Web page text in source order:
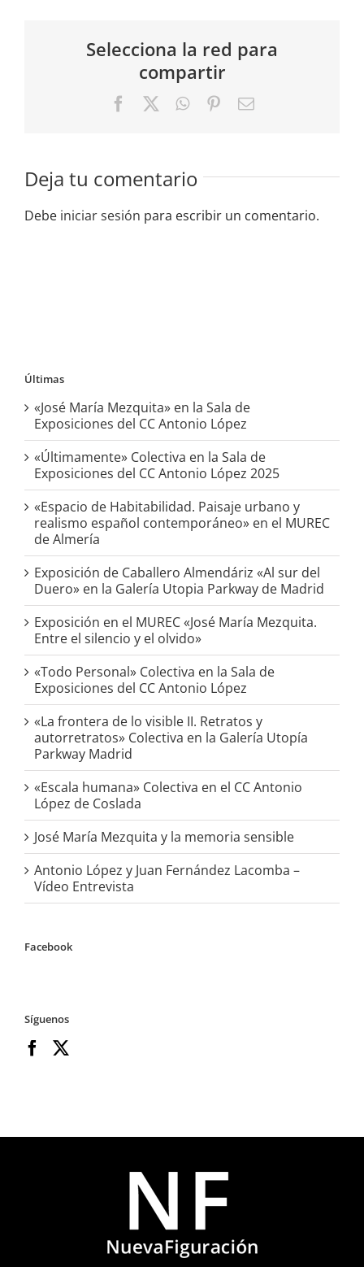
Selecciona la red para
compartir
FacebookWhatsApp
PinterestCorreo
Deja tu comentario
Debe iniciar sesión para escribir un comentario.
Últimas
«José María Mezquita» en la Sala de
Exposiciones del CC Antonio López
«Últimamente» Colectiva en la Sala de
Exposiciones del CC Antonio López 2025
«Espacio de Habitabilidad. Paisaje urbano y
realismo español contemporáneo» en el MUREC
de Almería
Exposición de Caballero Almendáriz «Al sur del
Duero» en la Galería Utopia Parkway de Madrid
Exposición en el MUREC «José María Mezquita.
Entre el silencio y el olvido»
«Todo Personal» Colectiva en la Sala de
Exposiciones del CC Antonio López
«La frontera de lo visible II. Retratos y
autorretratos» Colectiva en la Galería Utopía
Parkway Madrid
«Escala humana» Colectiva en el CC Antonio
López de Coslada
José María Mezquita y la memoria sensible
Antonio López y Juan Fernández Lacomba –
Vídeo Entrevista
Facebook
Síguenos